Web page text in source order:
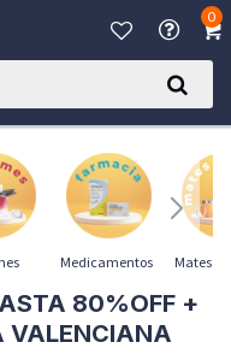
0
Medicamentos Mates y
80%OFF +
VALENCIANA